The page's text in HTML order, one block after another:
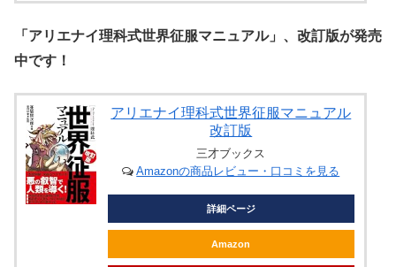
「アリエナイ理科式世界征服マニュアル」、改訂版が発売
中です！
アリエナイ理科式世界征服マニュアル
改訂版
三才ブックス
Amazonの商品レビュー・口コミを見る
詳細ページ
Amazon